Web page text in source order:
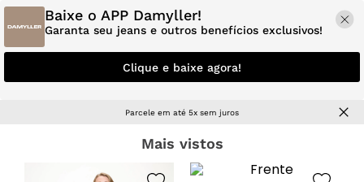
Baixe o APP Damyller!
Garanta seu jeans e outros benefícios exclusivos!
Clique e baixe agora!
Parcele em até 5x sem juros
Mais vistos